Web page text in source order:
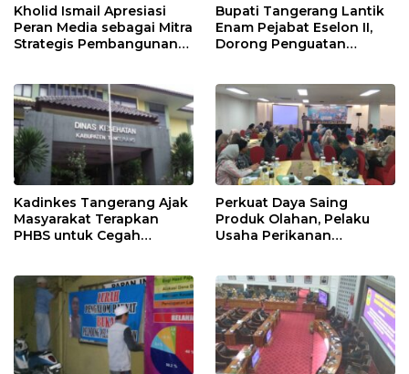
Kholid Ismail Apresiasi
Peran Media sebagai Mitra
Strategis Pembangunan
Bupati Tangerang Lantik
Enam Pejabat Eselon II,
Dorong Penguatan
Kadinkes Tangerang Ajak
Masyarakat Terapkan
PHBS untuk Cegah
Perkuat Daya Saing
Produk Olahan, Pelaku
Usaha Perikanan